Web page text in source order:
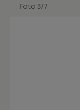
Foto 3/7